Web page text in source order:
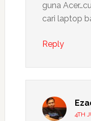
guna
cari laptop
Reply
4TH